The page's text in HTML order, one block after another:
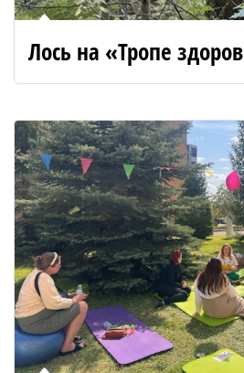
Лось на «Тропе